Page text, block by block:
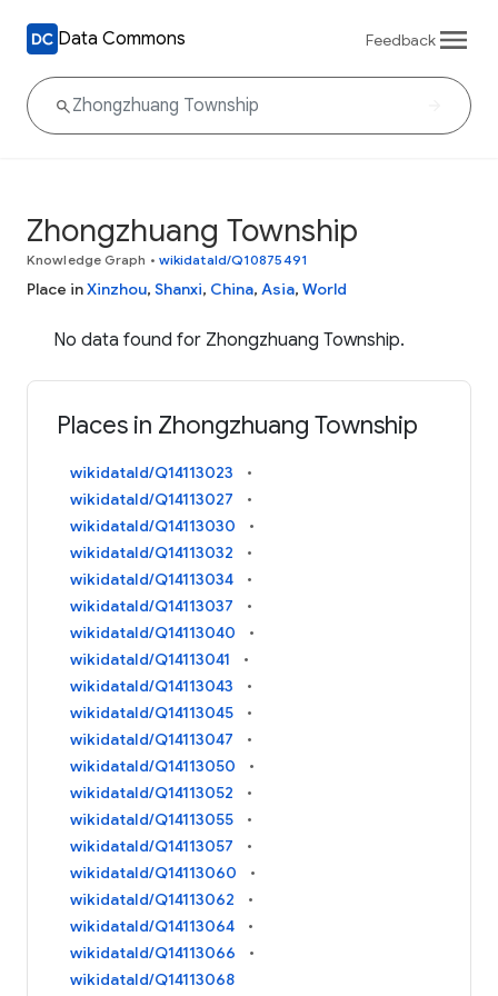
Data Commons Feedback
Zhongzhuang Township
Knowledge Graph • wikidataId/Q10875491
Place inXinzhou, Shanxi, China, Asia, World
No data found for Zhongzhuang Township.
Places in Zhongzhuang Township
wikidataId/Q14113023
wikidataId/Q14113027
wikidataId/Q14113030
wikidataId/Q14113032
wikidataId/Q14113034
wikidataId/Q14113037
wikidataId/Q14113040
wikidataId/Q14113041
wikidataId/Q14113043
wikidataId/Q14113045
wikidataId/Q14113047
wikidataId/Q14113050
wikidataId/Q14113052
wikidataId/Q14113055
wikidataId/Q14113057
wikidataId/Q14113060
wikidataId/Q14113062
wikidataId/Q14113064
wikidataId/Q14113066
wikidataId/Q14113068